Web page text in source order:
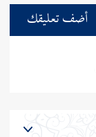
أضف تعليقك